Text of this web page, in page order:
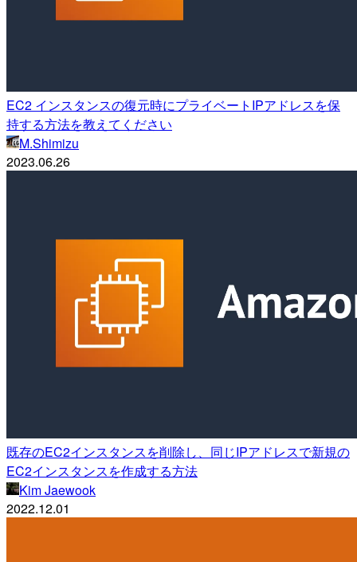
EC2 インスタンスの復元時にプライベートIPアドレスを保
持する方法を教えてください
M.Shimizu
2023.06.26
既存のEC2インスタンスを削除し、同じIPアドレスで新規の
EC2インスタンスを作成する方法
Kim Jaewook
2022.12.01